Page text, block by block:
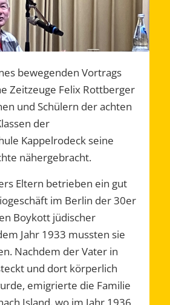
bewegenden Vortrags
Zeitzeuge Felix Rottberger
und Schülern der achten
der
Kappelrodeck seine
nähergebracht.
Eltern betrieben ein gut
im Berlin der 30er
Boykott jüdischer
Jahr 1933 mussten sie
Nachdem der Vater in
und dort körperlich
emigrierte die Familie
Island, wo im Jahr 1936